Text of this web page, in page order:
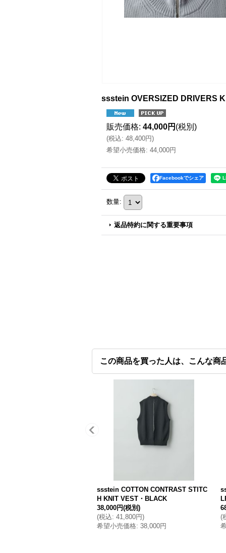
ssstein OVERSIZED DRIVERS
販売価格: 44,000円 (税別)
(税込: 48,400円)
希望小売価格: 44,000円
Facebookでシェア
数量:
返品特約に関する重要事項
この商品を買った人は、こんな商
ssstein COTTON CONTRAST STITC
H KNIT VEST・BLACK
38,000円(税別)
(税込: 41,800円)
希望小売価格: 38,000円
(